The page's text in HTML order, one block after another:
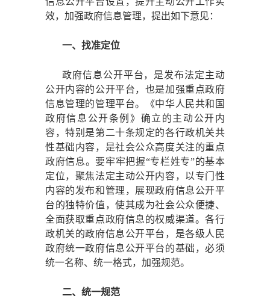
效，加强政府信息管理，提出如下意见：
一、找准定位
政府信息公开平台，是发布法定主动
公开内容的公开平台，也是加强重点政府
信息管理的管理平台。《中华人民共和国
政府信息公开条例》确立的主动公开内
容，特别是第二十条规定的各行政机关共
性基础内容，是社会公众高度关注的重点
政府信息。要牢牢把握“专栏姓专”的基本
定位，聚焦法定主动公开内容，以专门性
内容的发布和管理，展现政府信息公开平
台的独特价值，使其成为社会公众便捷、
全面获取重点政府信息的权威渠道。各行
政机关的政府信息公开平台，是各级人民
政府统一政府信息公开平台的基础，必须
统一名称、统一格式，加强规范。
二、统一规范